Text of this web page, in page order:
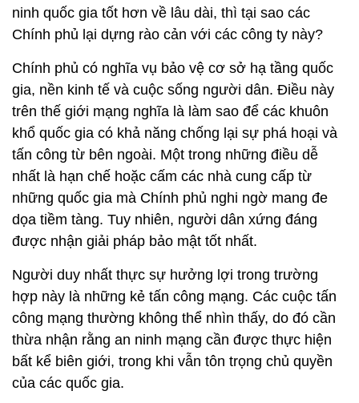
ninh quốc gia tốt hơn về lâu dài, thì tại sao các
Chính phủ lại dựng rào cản với các công ty này?
Chính phủ có nghĩa vụ bảo vệ cơ sở hạ tầng quốc
gia, nền kinh tế và cuộc sống người dân. Điều này
trên thế giới mạng nghĩa là làm sao để các khuôn
khổ quốc gia có khả năng chống lại sự phá hoại và
tấn công từ bên ngoài. Một trong những điều dễ
nhất là hạn chế hoặc cấm các nhà cung cấp từ
những quốc gia mà Chính phủ nghi ngờ mang đe
dọa tiềm tàng. Tuy nhiên, người dân xứng đáng
được nhận giải pháp bảo mật tốt nhất.
Người duy nhất thực sự hưởng lợi trong trường
hợp này là những kẻ tấn công mạng. Các cuộc tấn
công mạng thường không thể nhìn thấy, do đó cần
thừa nhận rằng an ninh mạng cần được thực hiện
bất kể biên giới, trong khi vẫn tôn trọng chủ quyền
của các quốc gia.